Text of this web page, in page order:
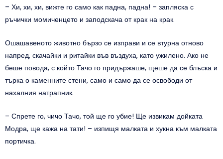
– Хи, хи, хи, вижте го само как падна, падна! – запляска с
ръчички момиченцето и заподскача от крак на крак.
Ошашавеното животно бързо се изправи и се втурна отново
напред, скачайки и ритайки във въздуха, като ужилено. Ако не
беше повода, с който Тачо го придържаше, щеше да се блъска и
търка о каменните стени, само и само да се освободи от
нахалния натрапник.
– Спрете го, чичо Тачо, той ще го убие! Ще извикам дойката
Модра, ще кажа на тати! – изпищя малката и хукна към малката
портичка.